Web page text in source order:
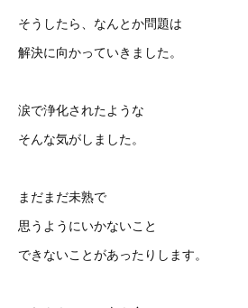
そうしたら、なんとか問題は
解決に向かっていきました。
涙で浄化されたような
そんな気がしました。
まだまだ未熟で
思うようにいかないこと
できないことがあったりします。